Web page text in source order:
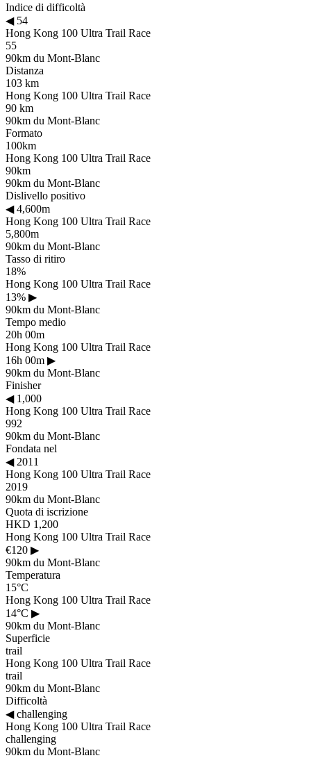
Indice di difficoltà
◀54
Hong Kong 100 Ultra Trail Race
55
90km du Mont-Blanc
Distanza
103 km
Hong Kong 100 Ultra Trail Race
90 km
90km du Mont-Blanc
Formato
100km
Hong Kong 100 Ultra Trail Race
90km
90km du Mont-Blanc
Dislivello positivo
◀4,600m
Hong Kong 100 Ultra Trail Race
5,800m
90km du Mont-Blanc
Tasso di ritiro
18%
Hong Kong 100 Ultra Trail Race
13% ▶
90km du Mont-Blanc
Tempo medio
20h 00m
Hong Kong 100 Ultra Trail Race
16h 00m ▶
90km du Mont-Blanc
Finisher
◀1,000
Hong Kong 100 Ultra Trail Race
992
90km du Mont-Blanc
Fondata nel
◀2011
Hong Kong 100 Ultra Trail Race
2019
90km du Mont-Blanc
Quota di iscrizione
HKD 1,200
Hong Kong 100 Ultra Trail Race
€120 ▶
90km du Mont-Blanc
Temperatura
15°C
Hong Kong 100 Ultra Trail Race
14°C ▶
90km du Mont-Blanc
Superficie
trail
Hong Kong 100 Ultra Trail Race
trail
90km du Mont-Blanc
Difficoltà
◀challenging
Hong Kong 100 Ultra Trail Race
challenging
90km du Mont-Blanc